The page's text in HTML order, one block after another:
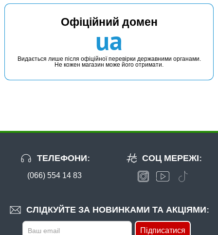
Офіційний домен
ua
Видається лише після офіційної перевірки державними органами.
Не кожен магазин може його отримати.
ТЕЛЕФОНИ:
(066) 554 14 83
СЛІДКУЙТЕ ЗА НОВИНКАМИ ТА АКЦІЯМИ:
Підписатися
СОЦ МЕРЕЖІ: